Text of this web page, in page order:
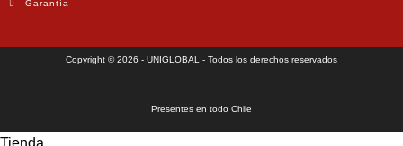
Garantía
Copyright © 2026 - UNIGLOBAL - Todos los derechos reservados
Presentes en todo Chile
Tienda